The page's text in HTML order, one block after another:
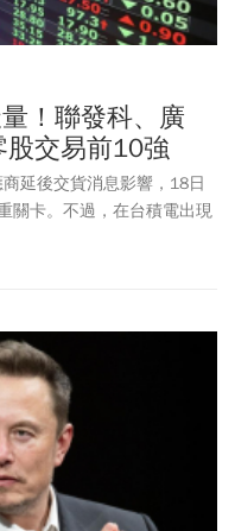
！聯發科、廣
交易前10強
延後交貨消息影響，18日
關卡。不過，在台積電出現
市、低檔布局」操作心